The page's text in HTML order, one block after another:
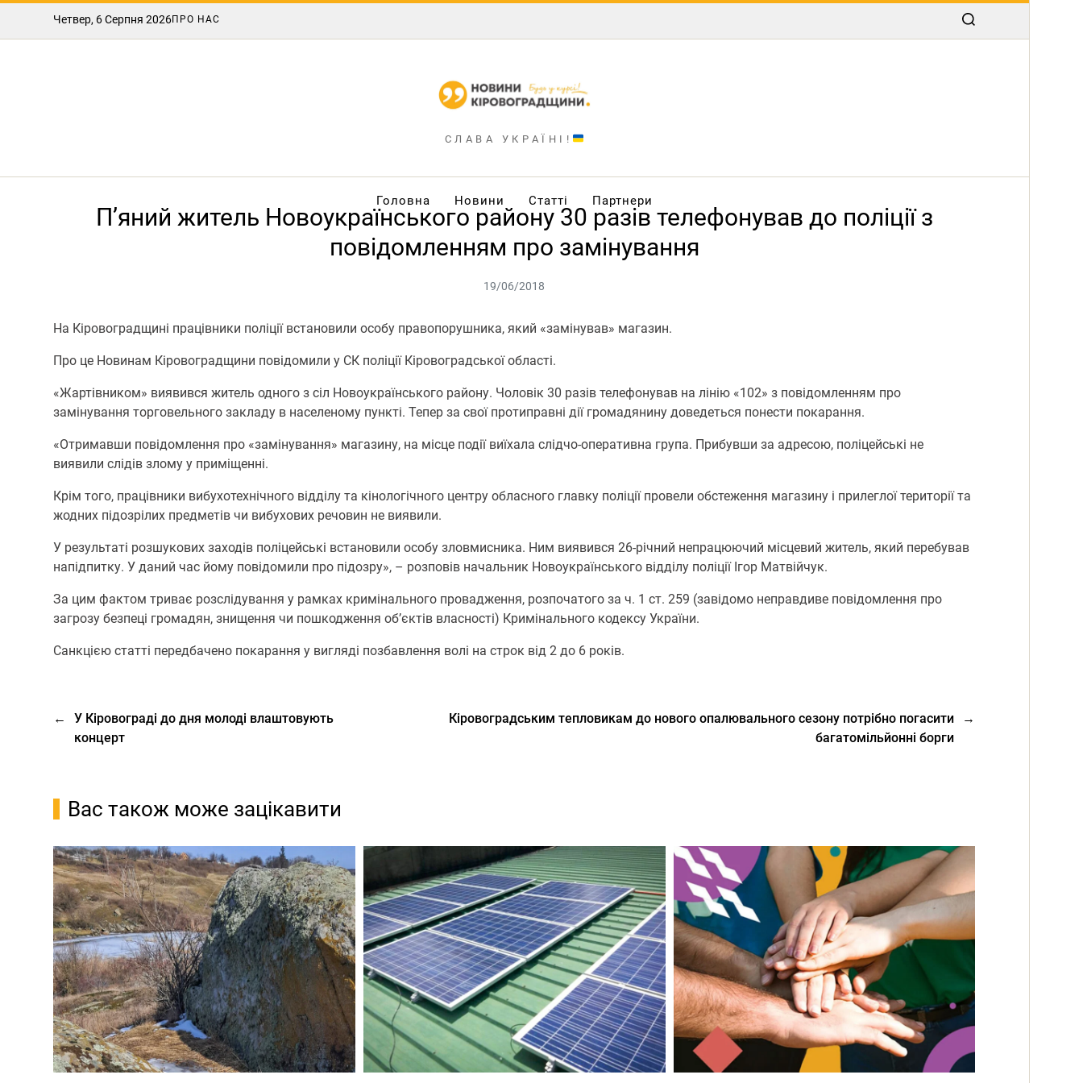
Четвер, 6 Серпня 2026ПРО НАС
СЛАВА УКРАЇНІ!
Головна Новини Статті Партнери
П’яний житель Новоукраїнського району 30 разів телефонував до поліції з
повідомленням про замінування
19/06/2018
На Кіровоградщині працівники поліції встановили особу правопорушника, який «замінував» магазин.
Про це Новинам Кіровоградщини повідомили у СК поліції Кіровоградської області.
«Жартівником» виявився житель одного з сіл Новоукраїнського району. Чоловік 30 разів телефонував на лінію «102» з повідомленням про
замінування торговельного закладу в населеному пункті. Тепер за свої протиправні дії громадянину доведеться понести покарання.
«Отримавши повідомлення про «замінування» магазину, на місце події виїхала слідчо-оперативна група. Прибувши за адресою, поліцейські не
виявили слідів злому у приміщенні.
Крім того, працівники вибухотехнічного відділу та кінологічного центру обласного главку поліції провели обстеження магазину і прилеглої території та
жодних підозрілих предметів чи вибухових речовин не виявили.
У результаті розшукових заходів поліцейські встановили особу зловмисника. Ним виявився 26-річний непрацюючий місцевий житель, який перебував
напідпитку. У даний час йому повідомили про підозру», – розповів начальник Новоукраїнського відділу поліції Ігор Матвійчук.
За цим фактом триває розслідування у рамках кримінального провадження, розпочатого за ч. 1 ст. 259 (завідомо неправдиве повідомлення про
загрозу безпеці громадян, знищення чи пошкодження об’єктів власності) Кримінального кодексу України.
Санкцією статті передбачено покарання у вигляді позбавлення волі на строк від 2 до 6 років.
←
У Кіровограді до дня молоді влаштовують
концерт
→
Кіровоградським тепловикам до нового опалювального сезону потрібно погасити
багатомільйонні борги
Вас також може зацікавити